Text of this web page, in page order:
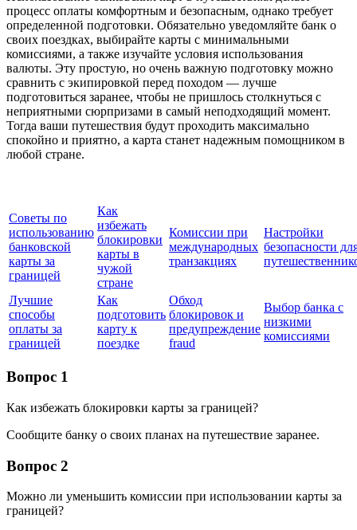
процесс оплаты комфортным и безопасным, однако требует
определенной подготовки. Обязательно уведомляйте банк о
своих поездках, выбирайте карты с минимальными
комиссиями, а также изучайте условия использования
валюты. Эту простую, но очень важную подготовку можно
сравнить с экипировкой перед походом — лучше
подготовиться заранее, чтобы не пришлось столкнуться с
неприятными сюрпризами в самый неподходящий момент.
Тогда ваши путешествия будут проходить максимально
спокойно и приятно, а карта станет надежным помощником в
любой стране.
Советы по
использованию
банковской
карты за
границей
Как
избежать
блокировки
карты в
чужой
стране
Комиссии при
международных
транзакциях
Настройки
безопасности
Лучшие
способы
оплаты за
границей
Как
подготовить
карту к
поездке
Обход
блокировок и
предупреждение
fraud
Выбор банка с
низкими
комиссиями
Вопрос 1
Как избежать блокировки карты за границей?
Сообщите банку о своих планах на путешествие заранее.
Вопрос 2
Можно ли уменьшить комиссии при использовании карты за
границей?